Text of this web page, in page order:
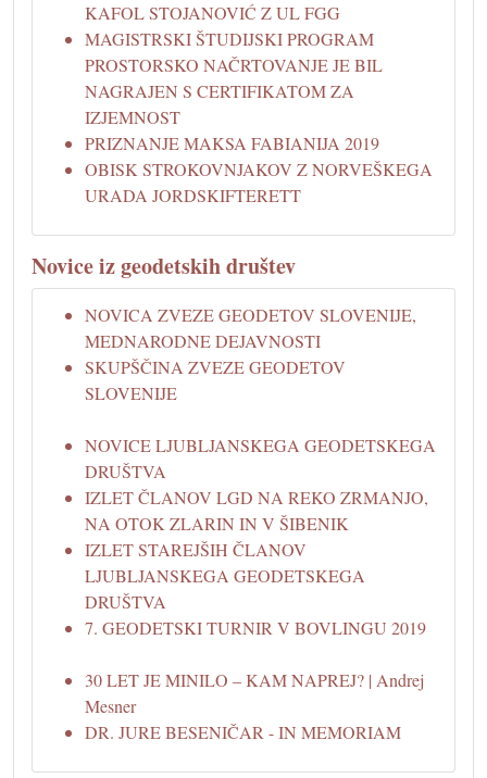
KAFOL STOJANOVIĆ Z UL FGG
MAGISTRSKI ŠTUDIJSKI PROGRAM
PROSTORSKO NAČRTOVANJE JE BIL
NAGRAJEN S CERTIFIKATOM ZA
IZJEMNOST
PRIZNANJE MAKSA FABIANIJA 2019
OBISK STROKOVNJAKOV Z NORVEŠKEGA
URADA JORDSKIFTERETT
Novice iz geodetskih društev
NOVICA ZVEZE GEODETOV SLOVENIJE,
MEDNARODNE DEJAVNOSTI
SKUPŠČINA ZVEZE GEODETOV
SLOVENIJE
NOVICE LJUBLJANSKEGA GEODETSKEGA
DRUŠTVA
IZLET ČLANOV LGD NA REKO ZRMANJO,
NA OTOK ZLARIN IN V ŠIBENIK
IZLET STAREJŠIH ČLANOV
LJUBLJANSKEGA GEODETSKEGA
DRUŠTVA
7. GEODETSKI TURNIR V BOVLINGU 2019
30 LET JE MINILO – KAM NAPREJ? | Andrej
Mesner
DR. JURE BESENIČAR - IN MEMORIAM